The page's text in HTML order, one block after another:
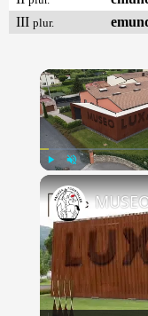
III plur.